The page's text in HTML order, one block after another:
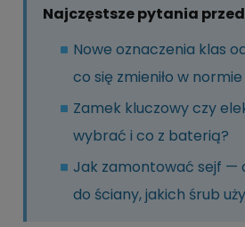
Najczęstsze pytania
Nowe oznaczenia klas
co się zmieniło w normie
Zamek kluczowy czy
wybrać i co z baterią?
Jak zamontować sejf —
do ściany, jakich śrub